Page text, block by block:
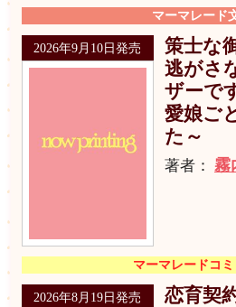
マーマレード
2026年9月10日発売
策士な
逃がさ
ザーで
愛娘ご
た～
著者：
マーマレードコ
2026年8月19日発売
恋育契